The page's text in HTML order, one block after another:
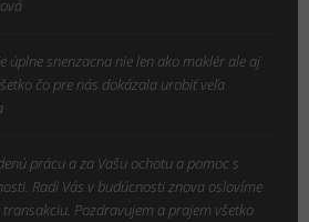
úplne snenzacna nie len ako maklér ale aj
čo pre nás dokázala urobiť veľa
prácu a za Vašu ochotu a pomoc s
Radi Vás v budúcnosti znova oslovíme
Pozdravujem a prajem všetko